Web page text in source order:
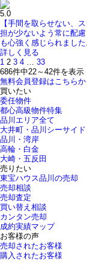
5.0
【手間を取らせない、
担が少ないよう常に配
も心強く感じられました
詳しく見る
1 2 3 4
33
686件中22～42件を表示
無料会員登録はこちらか
買いたい
委任物件
都心高級物件特集
品川エリア全て
大井町・品川シーサイド
品川・湾岸
高輪・白金
大崎・五反田
売りたい
東宝ハウス品川の売却
売却相談
売却査定
買い替え相談
カンタン売却
成約実績マップ
お客様の声
売却されたお客様
購入されたお客様